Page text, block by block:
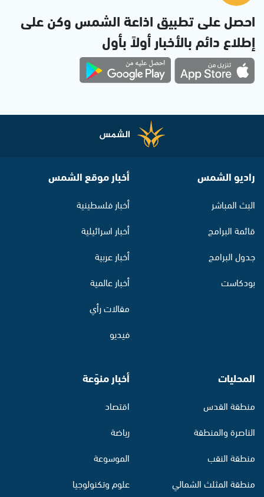
احصل على تطبيق اذاعة الشمس وكن على
إطلاع دائم بالأخبار أولاً بأول
راديو الشمس
البث المباشر
قائمة البرامج
جدول البرامج
بودكاست
أخبار موقع الشمس
أخبار فلسطينية
أخبار اسرائيلية
أخبار عربية
أخبار عالمية
مقالات رأي
فيديو
المحليات
منطقة القدس
الناصرة والمنطقة
منطقة النقب
منطقة المثلث الشمالي
أخبار منوّعة
اقتصاد
رياضة
الموسوعة
علوم وتكنولوجيا